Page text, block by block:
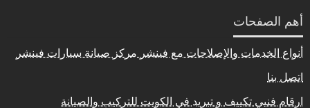
أهم الصفحات
أنواع الخدمات والإصلاحات مع فينشر مركز صيانة سيارات فينشر
اتصل بنا
ارقام فنيي تكييف و تبريد في الكويت للتركيب والصيانة